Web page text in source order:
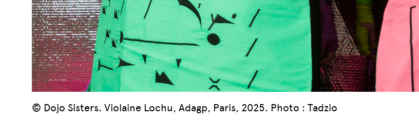
© Dojo Sisters. Violaine Lochu, Adagp, Paris, 2025. Photo : Tadzio